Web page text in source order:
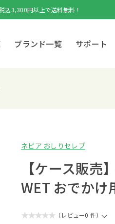
込3,300円以上で送料無料！
ブランド一覧 サポート
ネピア おしりセレブ
【ケース販売
WET おでか
★★★★★ （レビュー0 件）